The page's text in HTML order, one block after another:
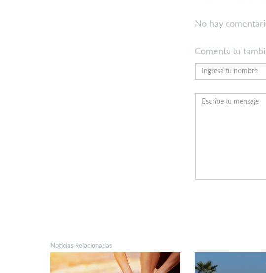
No hay
Comenta tu
Noticias Relacionadas